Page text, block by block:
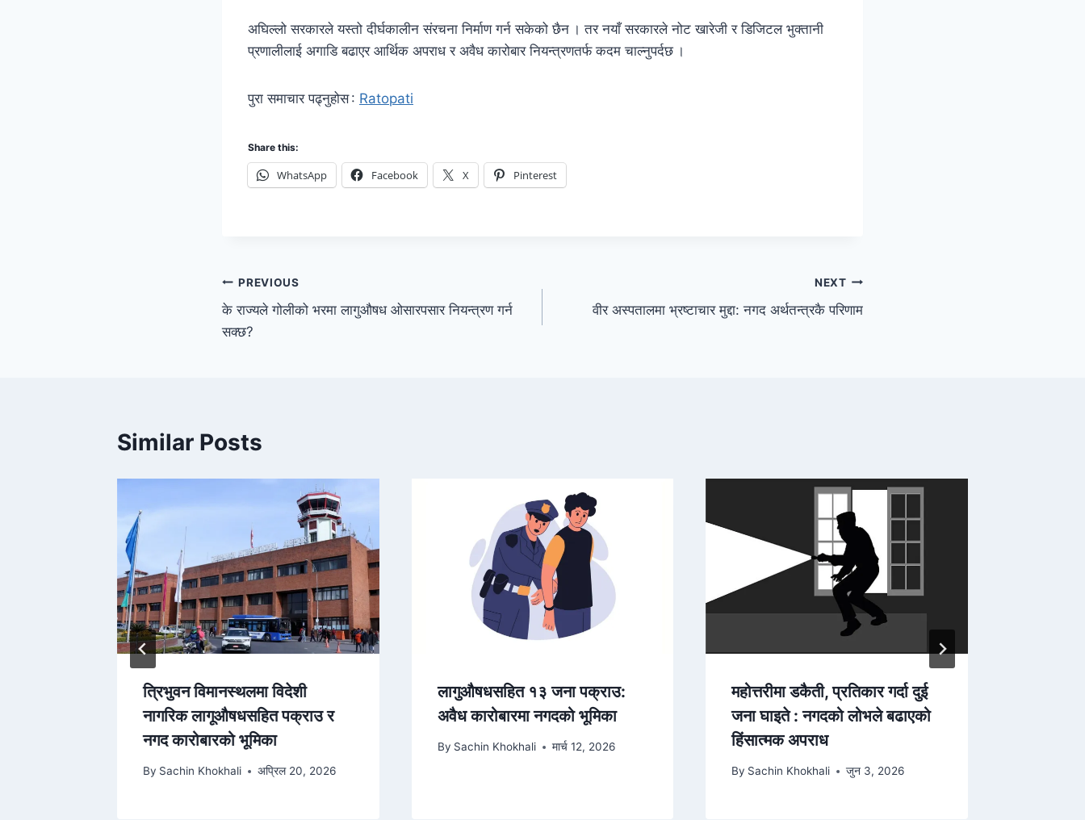
अघिल्लो सरकारले यस्तो दीर्घकालीन संरचना निर्माण गर्न सकेको छैन । तर नयाँ सरकारले नोट खारेजी र डिजिटल भुक्तानी
प्रणालीलाई अगाडि बढाएर आर्थिक अपराध र अवैध कारोबार नियन्त्रणतर्फ कदम चाल्नुपर्दछ ।
पुरा समाचार पढ्नुहोस : Ratopati
Share this:
WhatsApp Facebook X Pinterest
PREVIOUS
के राज्यले गोलीको भरमा लागुऔषध ओसारपसार नियन्त्रण गर्न
सक्छ?
NEXT
वीर अस्पतालमा भ्रष्टाचार मुद्दा: नगद अर्थतन्त्रकै परिणाम
Similar Posts
त्रिभुवन विमानस्थलमा विदेशी
नागरिक लागूऔषधसहित पक्राउ र
नगद कारोबारको भूमिका
By Sachin Khokhali अप्रिल 20, 2026
लागुऔषधसहित १३ जना पक्राउ:
अवैध कारोबारमा नगदको भूमिका
By Sachin Khokhali मार्च 12, 2026
महोत्तरीमा डकैती, प्रतिकार गर्दा दुई
जना घाइते : नगदको लोभले बढाएको
हिंसात्मक अपराध
By Sachin Khokhali जुन 3, 2026